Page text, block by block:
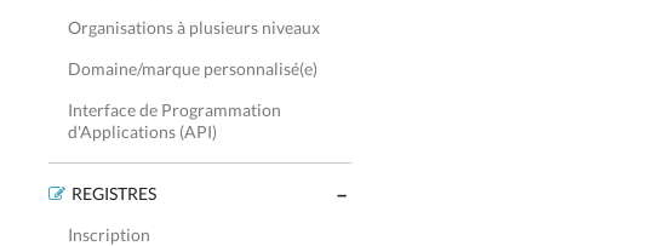
Organisations à plusieurs niveaux
Domaine/marque personnalisé(e)
Interface de Programmation
d'Applications (API)
REGISTRES
Inscription